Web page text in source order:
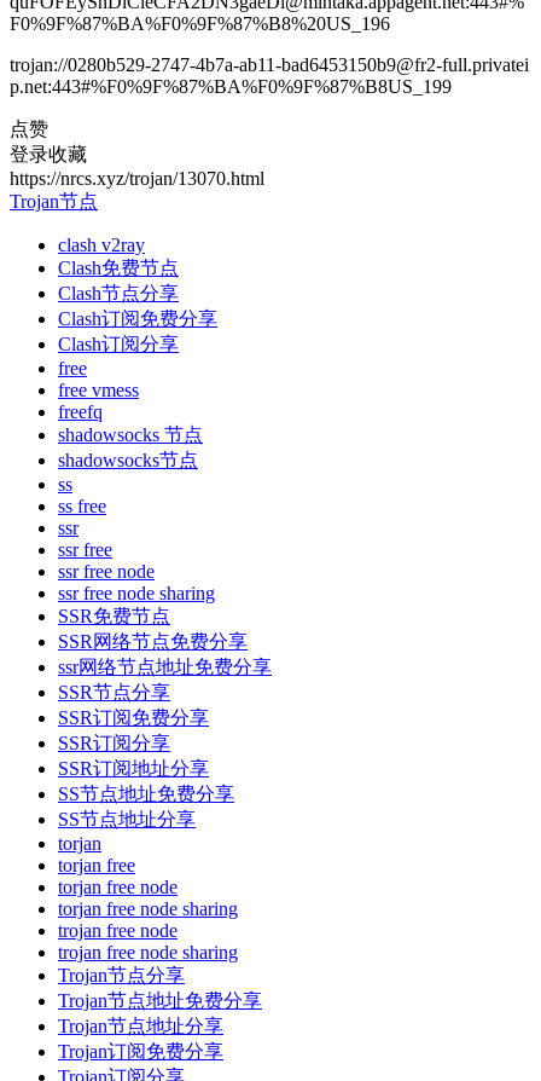
F0%9F%87%BA%F0%9F%87%B8%20US_196
trojan://0280b529-2747-4b7a-ab11-bad6453150b9@fr2-full.privatei
p.net:443#%F0%9F%87%BA%F0%9F%87%B8US_199
点赞
登录收藏
https://nrcs.xyz/trojan/13070.html
Trojan节点
clash v2ray
Clash免费节点
Clash节点分享
Clash订阅免费分享
Clash订阅分享
free
free vmess
freefq
shadowsocks 节点
shadowsocks节点
ss
ss free
ssr
ssr free
ssr free node
ssr free node sharing
SSR免费节点
SSR网络节点免费分享
ssr网络节点地址免费分享
SSR节点分享
SSR订阅免费分享
SSR订阅分享
SSR订阅地址分享
SS节点地址免费分享
SS节点地址分享
torjan
torjan free
torjan free node
torjan free node sharing
trojan free node
trojan free node sharing
Trojan节点分享
Trojan节点地址免费分享
Trojan节点地址分享
Trojan订阅免费分享